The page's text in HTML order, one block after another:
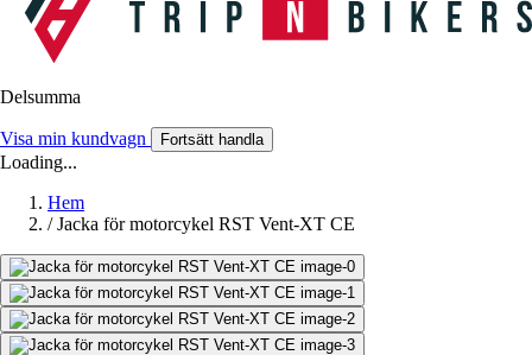
Delsumma
Visa min kundvagn Fortsätt handla
Loading...
Hem
/ Jacka för motorcykel RST Vent-XT CE